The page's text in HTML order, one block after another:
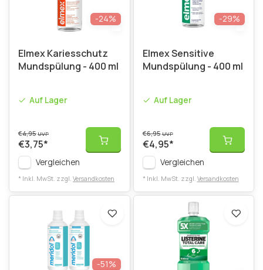
-24%
Elmex Kariesschutz
Mundspülung - 400 ml
Auf Lager
€4,95UVP
€3,75*
Vergleichen
* Inkl. MwSt. zzgl. Versandkosten
-29%
Elmex Sensitive
Mundspülung - 400 ml
Auf Lager
€6,95UVP
€4,95*
Vergleichen
* Inkl. MwSt. zzgl. Versandkosten
-51%